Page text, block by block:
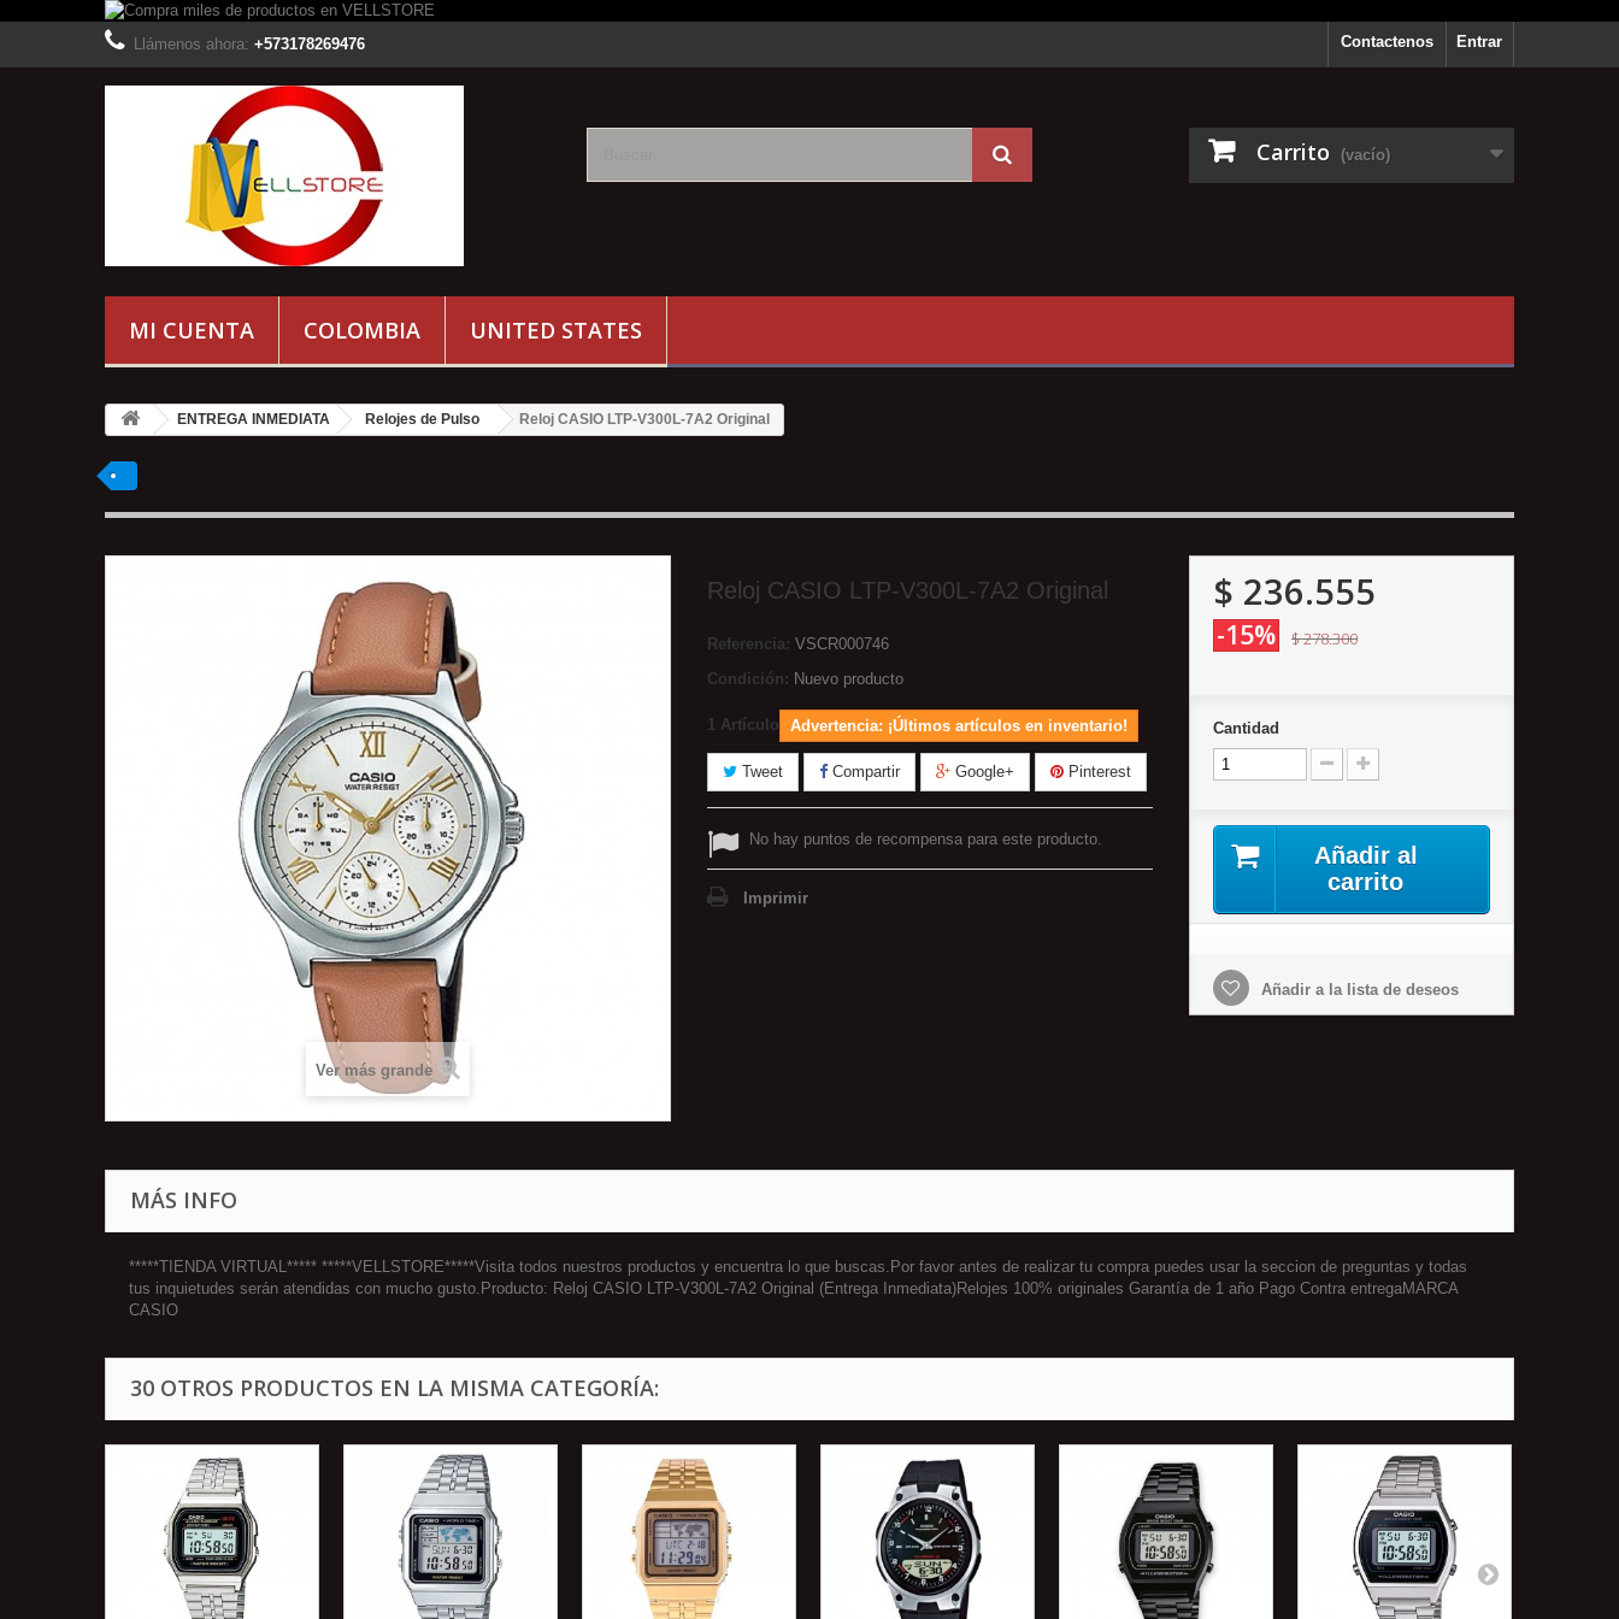
Entrar
Contactenos
Llámenos ahora: +573178269476
Carrito (vacío)
MI CUENTA COLOMBIA UNITED STATES
ENTREGA INMEDIATA Relojes de Pulso Reloj CASIO LTP-V300L-7A2 Original
Ver más grande
Reloj CASIO LTP-V300L-7A2 Original
Referencia: VSCR000746
Condición: Nuevo producto
1 Artículo Advertencia: ¡Últimos artículos en inventario!
Tweet Compartir Google+ Pinterest
No hay puntos de recompensa para este producto.
Imprimir
$ 236.555
-15% $ 278.300
Cantidad
Añadir al
carrito
Añadir a la lista de deseos
MÁS INFO
*****TIENDA VIRTUAL***** *****VELLSTORE*****Visita todos nuestros productos y encuentra lo que buscas.Por favor antes de realizar tu compra puedes usar la seccion de preguntas y todas
tus inquietudes serán atendidas con mucho gusto.Producto: Reloj CASIO LTP-V300L-7A2 Original (Entrega Inmediata)Relojes 100% originales Garantía de 1 año Pago Contra entregaMARCA
CASIO
30 OTROS PRODUCTOS EN LA MISMA CATEGORÍA: